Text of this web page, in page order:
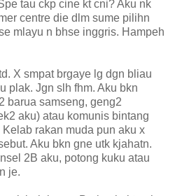
tau ckp cine kt cni? Aku nk
centre die dlm sume pilihn
mlayu n bhse inggris. Hampeh
X smpat brgaye lg dgn bliau
plak. Jgn slh fhm. Aku bkn
barua samseng, geng2
aku) atau komunis bintang
rakan muda pun aku x
Aku bkn gne utk kjahatn.
2B aku, potong kuku atau
je.